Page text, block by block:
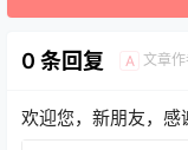
0 条回复 A 文章作
欢迎您，新朋友，感